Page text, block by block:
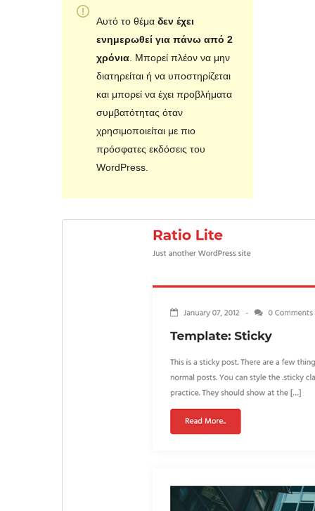
Αυτό το θέμα δεν έχει
ενημερωθεί για πάνω από 2
χρόνια. Μπορεί πλέον να μην
διατηρείται ή να υποστηρίζεται
και μπορεί να έχει προβλήματα
συμβατότητας όταν
χρησιμοποιείται με πιο
πρόσφατες εκδόσεις του
WordPress.